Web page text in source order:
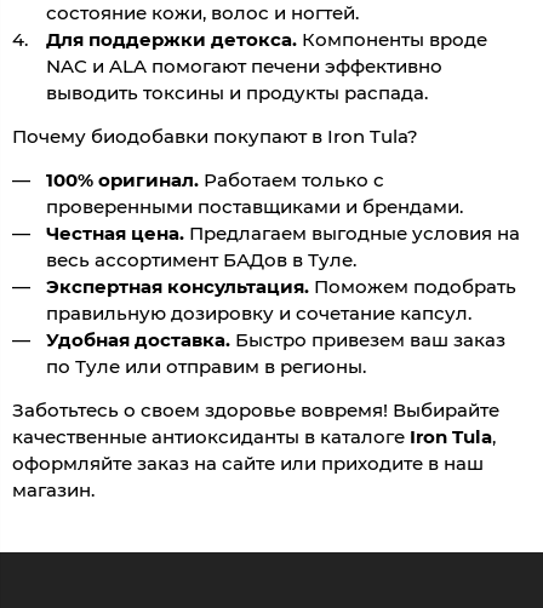
состояние кожи, волос и ногтей.
Для поддержки детокса.Компоненты вроде
NAC и ALA помогают печени эффективно
выводить токсины и продукты распада.
Почему биодобавки покупают в Iron Tula?
100% оригинал.Работаем только с
проверенными поставщиками и брендами.
Честная цена.Предлагаем выгодные условия на
весь ассортимент БАДов в Туле.
Экспертная консультация.Поможем подобрать
правильную дозировку и сочетание капсул.
Удобная доставка.Быстро привезем ваш заказ
по Туле или отправим в регионы.
Заботьтесь о своем здоровье вовремя! Выбирайте
качественные антиоксиданты в каталоге Iron Tula,
оформляйте заказ на сайте или приходите в наш
магазин.